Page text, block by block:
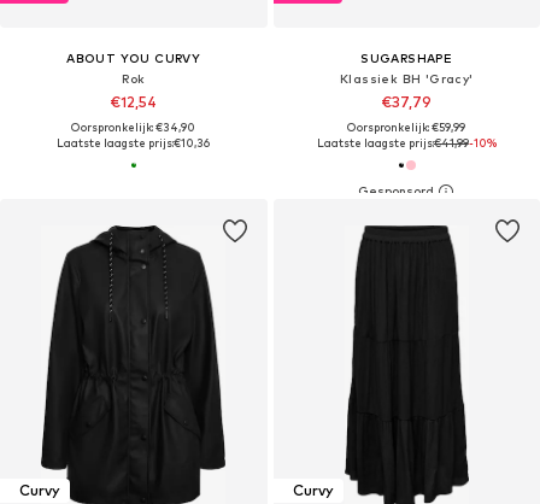
ABOUT YOU CURVY
Rok
€12,54
Oorspronkelijk: €34,90
Laatste laagste prijs:€10,36
SUGARSHAPE
Klassiek BH 'Gracy'
€37,79
Oorspronkelijk: €59,99
Laatste laagste prijs:€41,99-10%
Curvy
Curvy